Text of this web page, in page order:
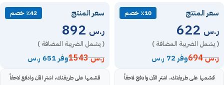
سعر المنتج ٪10 خصم
ر.س
( يشمل الضريبة المضافة )
ر.س694 وفر 72 ر.س
قسّمها على طريقتك، اشترِ الآن وادفع لاحقاً
سعر المنتج ٪42 خصم
ر.س
( يشمل الضريبة المضافة )
ر.س1543 وفر 651 ر.س
قسّمها على طريقتك، اشترِ الآن وادفع لاحقاً